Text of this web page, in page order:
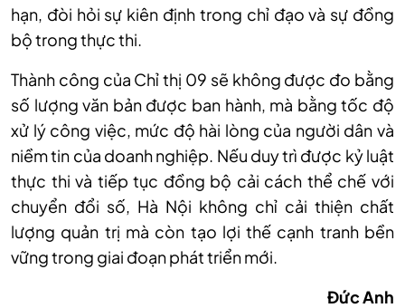
hạn, đòi hỏi sự kiên định trong chỉ đạo và sự đồng
bộ trong thực thi.
Thành công của Chỉ thị 09 sẽ không được đo bằng
số lượng văn bản được ban hành, mà bằng tốc độ
xử lý công việc, mức độ hài lòng của người dân và
niềm tin của doanh nghiệp. Nếu duy trì được kỷ luật
thực thi và tiếp tục đồng bộ cải cách thể chế với
chuyển đổi số, Hà Nội không chỉ cải thiện chất
lượng quản trị mà còn tạo lợi thế cạnh tranh bền
vững trong giai đoạn phát triển mới.
Đức Anh